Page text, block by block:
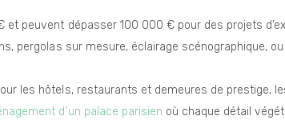
peuvent dépasser 100 000 € pour des projets
pergolas sur mesure, éclairage scénographique,
les hôtels, restaurants et demeures de prestige,
d’un palace parisien où chaque détail